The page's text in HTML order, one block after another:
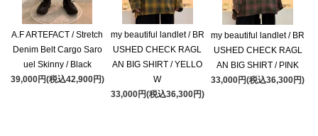
A.F ARTEFACT / Stretch
Denim Belt Cargo Saro
uel Skinny / Black
39,000円(税込42,900円)
my beautiful landlet / BR
USHED CHECK RAGL
AN BIG SHIRT / YELLO
W
33,000円(税込36,300円)
my beautiful landlet / BR
USHED CHECK RAGL
AN BIG SHIRT / PINK
33,000円(税込36,300円)